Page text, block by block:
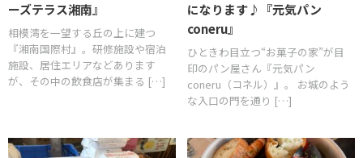
ーズテラス湘南』
相模湾を一望する丘の上に建つ
『湘南国際村』。研修施設や宿泊
施設、居住エリアなどあります
が、その中の飲食店が集まる […]
になります♪『元気パン
coneru』
ひときわ目立つ“お菓子の家”が目
印のパン屋さん『元気パン
coneru（コネル）』。 お城のよう
な入口の門を通り […]